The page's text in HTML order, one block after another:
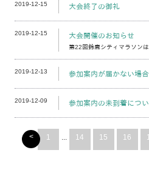
2019-12-15 大会終了の御礼
2019-12-15 大会開催のお知らせ
第22回鈴鹿シティマラソン
2019-12-13 参加案内が届かない場
2019-12-09 参加案内の未到着につ
< 1 ... 14 15 16